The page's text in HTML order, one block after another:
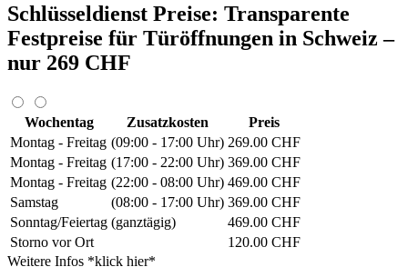
Schlüsseldienst Preise: Transparente
Festpreise für Türöffnungen in Schweiz –
nur 269 CHF
Wochentag Zusatzkosten
Preis
Montag - Freitag (09:00 - 17:00 Uhr) 269.00 CHF
Montag - Freitag (17:00 - 22:00 Uhr) 369.00 CHF
Montag - Freitag (22:00 - 08:00 Uhr) 469.00 CHF
Samstag
(08:00 - 17:00 Uhr) 369.00 CHF
Sonntag/Feiertag (ganztägig)
469.00 CHF
Storno vor Ort
120.00 CHF
Weitere Infos *klick hier*